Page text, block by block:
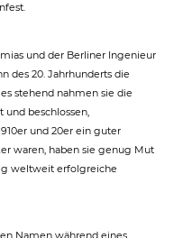
und der Berliner Ingenieur
des 20. Jahrhunderts die
stehend nahmen sie die
und beschlossen,
und 20er ein guter
waren, haben sie genug Mut
weltweit erfolgreiche